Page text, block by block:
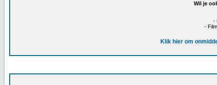
Wil je
-
-
Klik hier om